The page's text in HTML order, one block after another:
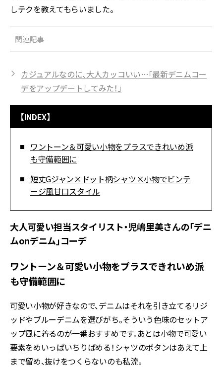
しテクを教えてもらいました。
関連記事
カジュアルなのに、大人カッコいい…「最新デニムコー
デをアップデートしてみた！」
【INDEX】
ワントーン＆可愛い小物をプラスできれいめ派
も守備範囲に
短丈Gジャン×ドット柄シャツ×小物でビンテ
ージ風甘口スタイル
大人可愛い担当スタイリスト・児嶋里美さんの「デニ
ムonデニム」コーデ
ワントーン＆可愛い小物をプラスできれいめ派
も守備範囲に
可愛い小物が好きなので、デニムはそれを引き立てるリジ
ッドやブルーデニムを選びがち。そういう色味のセットア
ップ風に着るのが一番おすすめです。あとは小物で可愛い
要素をめいっぱいちりばめる！シャツのボタンはあえて上
まで留め、抜けをつくらないのも私流。